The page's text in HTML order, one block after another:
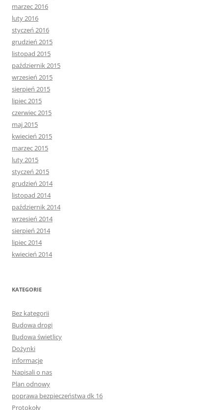
marzec 2016
luty 2016
styczeń 2016
grudzień 2015
listopad 2015
październik 2015
wrzesień 2015
sierpień 2015
lipiec 2015
czerwiec 2015
maj 2015
kwiecień 2015
marzec 2015
luty 2015
styczeń 2015
grudzień 2014
listopad 2014
październik 2014
wrzesień 2014
sierpień 2014
lipiec 2014
kwiecień 2014
KATEGORIE
Bez kategorii
Budowa drogi
Budowa świetlicy
Dożynki
informacje
Napisali o nas
Plan odnowy
poprawa bezpieczeństwa dk 16
Protokoły